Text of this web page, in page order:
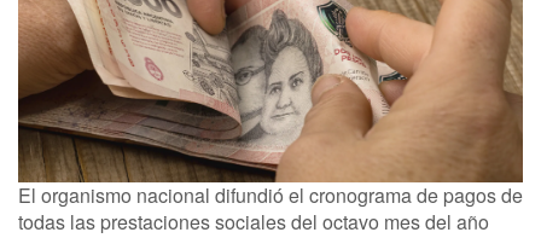
El organismo nacional difundió el cronograma de pagos de
todas las prestaciones sociales del octavo mes del año